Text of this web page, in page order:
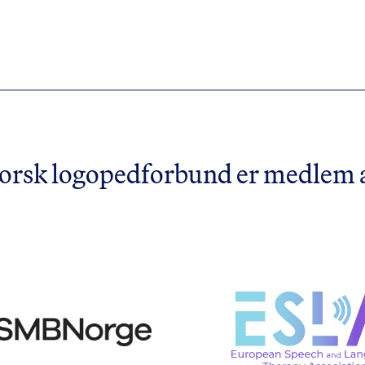
logopedforbund er medlem